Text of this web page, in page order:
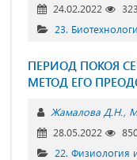
24.02.2022
23.
ПЕРИОД ПОКОЯ
МЕТОД ЕГО
Жамалова Д.Н.
28.05.2022
22. Физиология